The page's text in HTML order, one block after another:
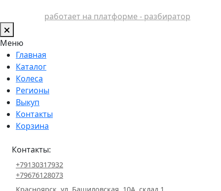
работает на платформе - разбиратор
Меню
Главная
Каталог
Колеса
Регионы
Выкуп
Контакты
Корзина
Контакты:
+79130317932
+79676128073